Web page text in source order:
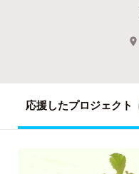
応援したプロジェクト